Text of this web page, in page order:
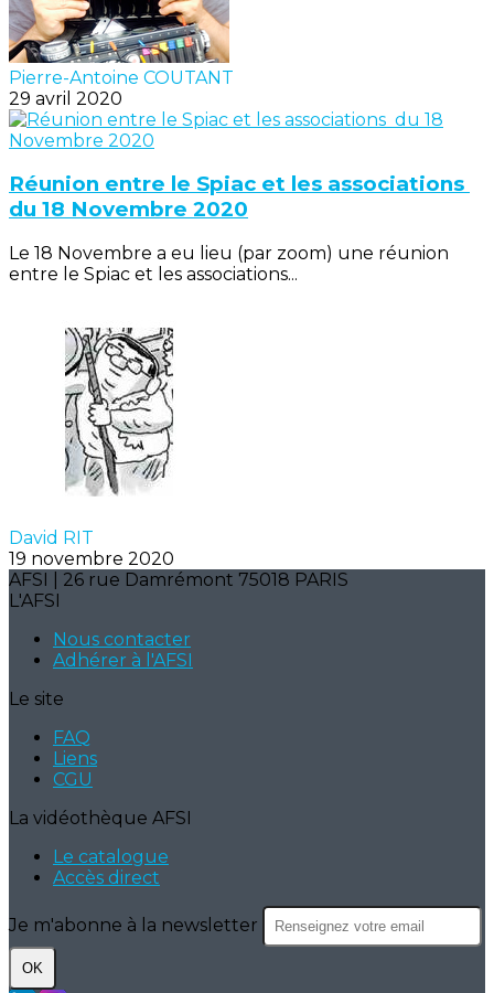
Pierre-Antoine COUTANT
29 avril 2020
Réunion entre le Spiac et les associations
du 18 Novembre 2020
Le 18 Novembre a eu lieu (par zoom) une réunion
entre le Spiac et les associations...
David RIT
19 novembre 2020
AFSI | 26 rue Damrémont 75018 PARIS
L'AFSI
Nous contacter
Adhérer à l'AFSI
Le site
FAQ
Liens
CGU
La vidéothèque AFSI
Le catalogue
Accès direct
Je m'abonne à la newsletter
OK